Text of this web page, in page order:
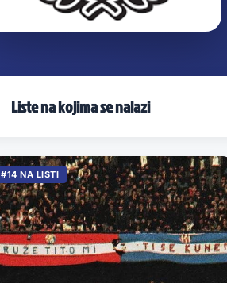
Liste na kojima se nalazi
#14 NA LISTI